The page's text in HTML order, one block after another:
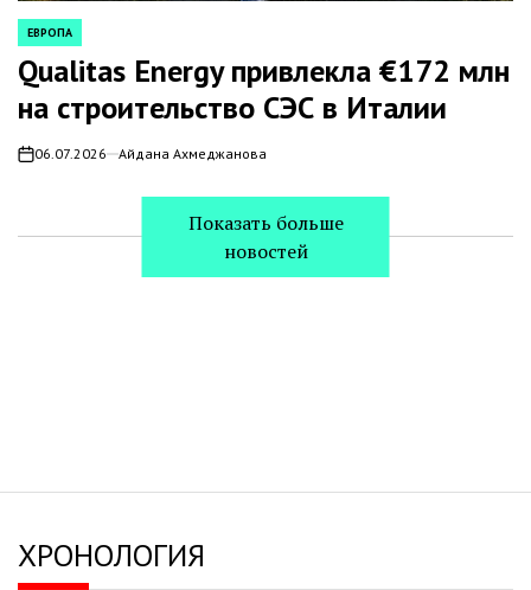
POSTED
IN
ЕВРОПА
Qualitas Energy привлекла €172 млн
на строительство СЭС в Италии
on06.07.2026 Айдана Ахмеджанова
Показать больше
новостей
ХРОНОЛОГИЯ